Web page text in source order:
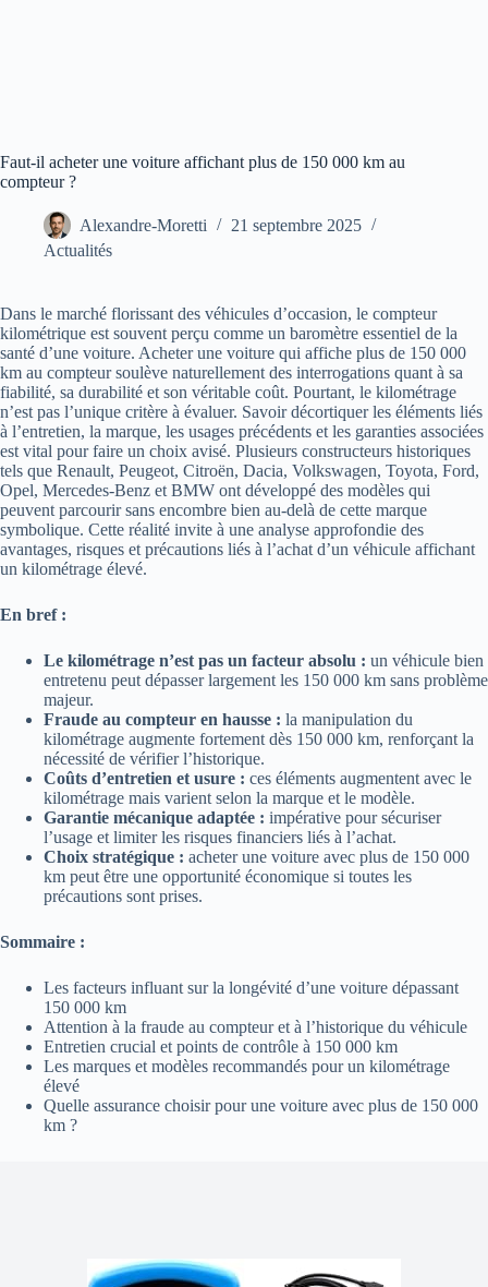
Faut-il acheter une voiture affichant plus de 150 000 km au
compteur ?
Alexandre-Moretti
21 septembre 2025
Actualités
Dans le marché florissant des véhicules d’occasion, le compteur
kilométrique est souvent perçu comme un baromètre essentiel de la
santé d’une voiture. Acheter une voiture qui affiche plus de 150 000
km au compteur soulève naturellement des interrogations quant à sa
fiabilité, sa durabilité et son véritable coût. Pourtant, le kilométrage
n’est pas l’unique critère à évaluer. Savoir décortiquer les éléments liés
à l’entretien, la marque, les usages précédents et les garanties associées
est vital pour faire un choix avisé. Plusieurs constructeurs historiques
tels que Renault, Peugeot, Citroën, Dacia, Volkswagen, Toyota, Ford,
Opel, Mercedes-Benz et BMW ont développé des modèles qui
peuvent parcourir sans encombre bien au-delà de cette marque
symbolique. Cette réalité invite à une analyse approfondie des
avantages, risques et précautions liés à l’achat d’un véhicule affichant
un kilométrage élevé.
En bref :
Le kilométrage n’est pas un facteur absolu : un véhicule bien
entretenu peut dépasser largement les 150 000 km sans problème
majeur.
Fraude au compteur en hausse : la manipulation du
kilométrage augmente fortement dès 150 000 km, renforçant la
nécessité de vérifier l’historique.
Coûts d’entretien et usure : ces éléments augmentent avec le
kilométrage mais varient selon la marque et le modèle.
Garantie mécanique adaptée : impérative pour sécuriser
l’usage et limiter les risques financiers liés à l’achat.
Choix stratégique : acheter une voiture avec plus de 150 000
km peut être une opportunité économique si toutes les
précautions sont prises.
Sommaire :
Les facteurs influant sur la longévité d’une voiture dépassant
150 000 km
Attention à la fraude au compteur et à l’historique du véhicule
Entretien crucial et points de contrôle à 150 000 km
Les marques et modèles recommandés pour un kilométrage
élevé
Quelle assurance choisir pour une voiture avec plus de 150 000
km ?